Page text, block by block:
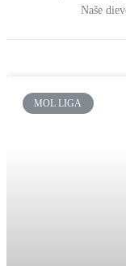
Naše
MOL LIGA